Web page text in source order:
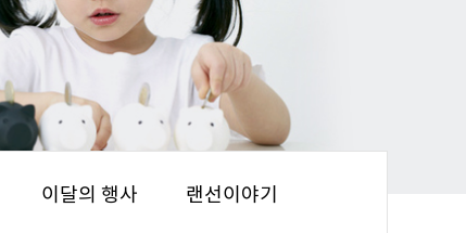
이달의 행사 랜선이야기